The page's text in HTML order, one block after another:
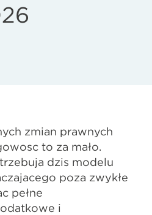
zmian prawnych
to za mało.
dziś modelu
poza zwykłe
pełne
i